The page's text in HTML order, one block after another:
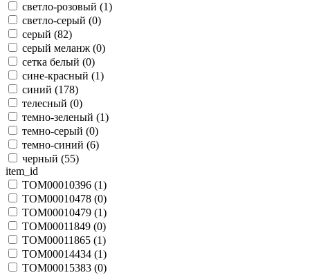
светло-розовый (1)
светло-серый (0)
серый (82)
серый меланж (0)
сетка белый (0)
сине-красный (1)
синий (178)
телесный (0)
темно-зеленый (1)
темно-серый (0)
темно-синий (6)
черный (55)
item_id
TOM00010396 (1)
TOM00010478 (0)
TOM00010479 (1)
TOM00011849 (0)
TOM00011865 (1)
TOM00014434 (1)
TOM00015383 (0)